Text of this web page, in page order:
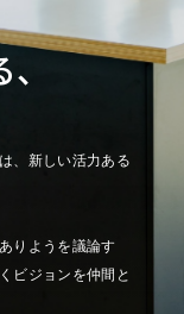
、新しい活力ある
りようを議論す
ビジョンを仲間と